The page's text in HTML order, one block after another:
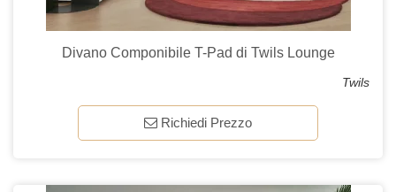
Divano Componibile T-Pad di Twils Lounge
Twils
Richiedi Prezzo